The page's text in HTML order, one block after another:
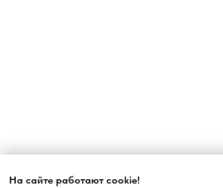
На сайте работают cookie!